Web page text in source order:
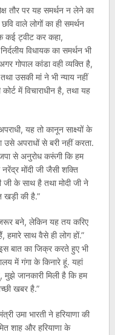
तौर पर यह समर्थन न लेने का
वाले लोगों का ही समर्थन
कई ट्वीट कर कहा,
विधायक का समर्थन भी
गोपाल कांडा वही व्यक्ति है,
उसकी मां ने भी न्याय नहीं
में विचाराधीन है, तथा यह
यह तो कानून साक्ष्यों के
अपराधों से बरी नहीं करता.
से अनुरोध करूंगी कि हम
मोंदी जी जैसी शक्ति
जी के साथ है तथा मोदी जी ने
खड़ी की है.”
जरूर बने, लेकिन यह तय करिए
हमारे साथ वैसे ही लोग हों.”
इस बात का जिक्र करते हुए भी
में गंगा के किनारे हूं. यहां
मुझे जानकारी मिली है कि हम
खबर है.”
उमा भारती ने हरियाणा की
शाह और हरियाणा के